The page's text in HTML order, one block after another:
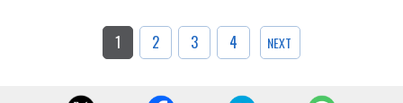
1 2 3 4 NEXT